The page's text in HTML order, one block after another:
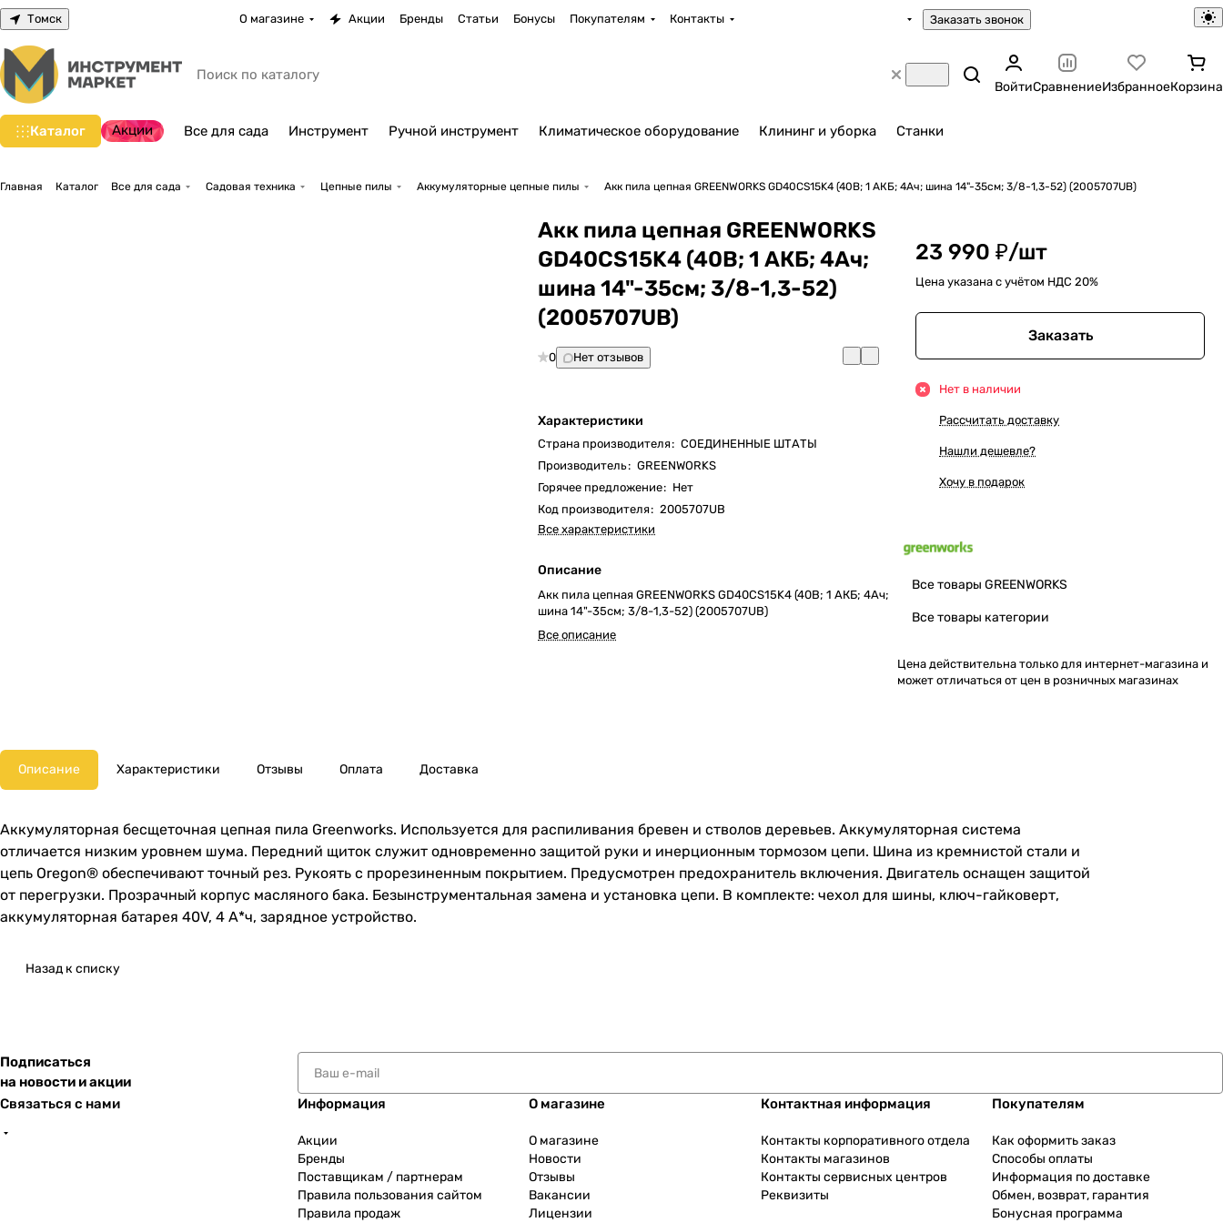
Томск О магазине Акции Бренды Статьи Бонусы Покупателям Контакты Заказать звонок
ВойтиСравнениеИзбранноеКорзина
Каталог Акции Все для сада Инструмент Ручной инструмент Климатическое оборудование Клининг и уборка Станки
Главная Каталог Все для сада Садовая техника Цепные пилы Аккумуляторные цепные пилы Акк пила цепная GREENWORKS GD40CS15K4 (40В; 1 АКБ; 4Ач; шина 14"-35см; 3/8-1,3-52) (2005707UB)
Акк пила цепная GREENWORKS
GD40CS15K4 (40В; 1 АКБ; 4Ач;
шина 14"-35см; 3/8-1,3-52)
(2005707UB)
0 Нет отзывов
Характеристики
Страна производителя: СОЕДИНЕННЫЕ ШТАТЫ
Производитель: GREENWORKS
Горячее предложение: Нет
Код производителя: 2005707UB
Все характеристики
Описание
Акк пила цепная GREENWORKS GD40CS15K4 (40В; 1 АКБ; 4Ач;
шина 14"-35см; 3/8-1,3-52) (2005707UB)
Все описание
23 990 ₽/шт
Цена указана с учётом НДС 20%
Заказать
Нет в наличии
Рассчитать доставку
Нашли дешевле?
Хочу в подарок
Все товары GREENWORKS
Все товары категории
Цена действительна только для интернет-магазина и
может отличаться от цен в розничных магазинах
Описание Характеристики Отзывы Оплата Доставка
Аккумуляторная бесщеточная цепная пила Greenworks. Используется для распиливания бревен и стволов деревьев. Аккумуляторная система
отличается низким уровнем шума. Передний щиток служит одновременно защитой руки и инерционным тормозом цепи. Шина из кремнистой стали и
цепь Oregon® обеспечивают точный рез. Рукоять с прорезиненным покрытием. Предусмотрен предохранитель включения. Двигатель оснащен защитой
от перегрузки. Прозрачный корпус масляного бака. Безынструментальная замена и установка цепи. В комплекте: чехол для шины, ключ-гайковерт,
аккумуляторная батарея 40V, 4 А*ч, зарядное устройство.
Назад к списку
Подписаться
на новости и акции
Связаться с нами
Информация
Акции
Бренды
Поставщикам / партнерам
Правила пользования сайтом
Правила продаж
О магазине
О магазине
Новости
Отзывы
Вакансии
Лицензии
Контактная информация
Контакты корпоративного отдела
Контакты магазинов
Контакты сервисных центров
Реквизиты
Покупателям
Как оформить заказ
Способы оплаты
Информация по доставке
Обмен, возврат, гарантия
Бонусная программа